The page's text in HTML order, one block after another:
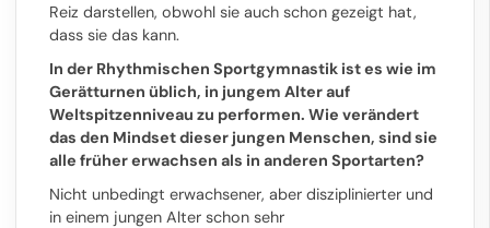
Reiz darstellen, obwohl sie auch schon gezeigt hat,
dass sie das kann.
In der Rhythmischen Sportgymnastik ist es wie im
Gerätturnen üblich, in jungem Alter auf
Weltspitzenniveau zu performen. Wie verändert
das den Mindset dieser jungen Menschen, sind sie
alle früher erwachsen als in anderen Sportarten?
Nicht unbedingt erwachsener, aber disziplinierter und
in einem jungen Alter schon sehr